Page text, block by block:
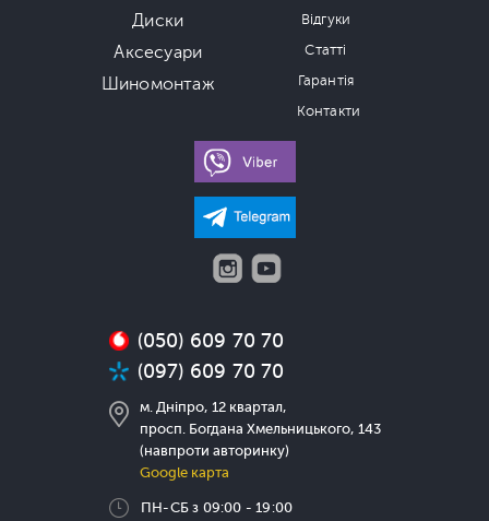
Диски
Аксесуари
Шиномонтаж
Відгуки
Статті
Гарантія
Контакти
(050) 609 70 70
(097) 609 70 70
м. Дніпро, 12 квартал,
просп. Богдана Хмельницького, 143
(навпроти авторинку)
Google карта
ПН-СБ з 09:00 - 19:00